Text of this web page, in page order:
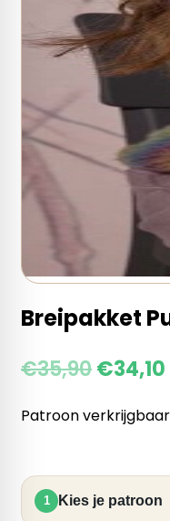
Breipakket
€35,90€34,10
Patroon verkrijgbaar
1 Kies je patroon